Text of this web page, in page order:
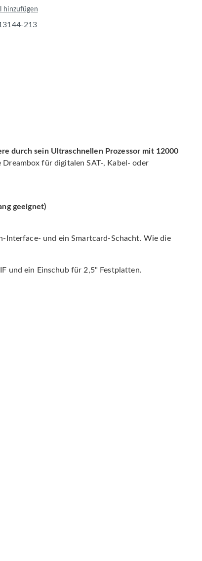
hinzufügen
213
durch sein Ultraschnellen Prozessor mit 12000
Dreambox für digitalen SAT-, Kabel- oder
geeignet)
Interface- und ein Smartcard-Schacht. Wie die
und ein Einschub für 2,5" Festplatten.